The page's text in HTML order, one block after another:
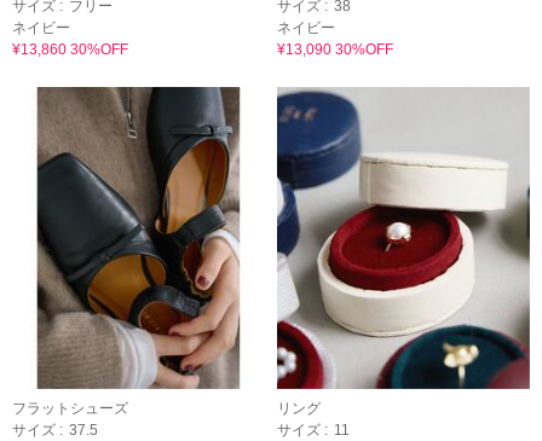
サイズ : フリー
ネイビー
¥13,860 30%OFF
サイズ : 38
ネイビー
¥13,090 30%OFF
フラットシューズ
サイズ : 37.5
リング
サイズ : 11